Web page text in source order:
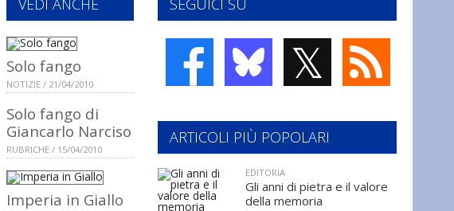
SEGUICI SU
𝕏
VEDI ANCHE
Solo fango
NOTIZIE / 21/04/2010
Solo fango di
Giancarlo Narciso
RUBRICHE / 15/04/2010
Imperia in Giallo
ARTICOLI PIÙ POPOLARI
EDITORIA
Gli anni di pietra e il valore
della memoria